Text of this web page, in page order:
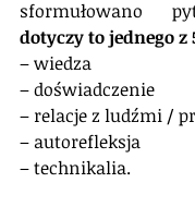
sformułowano
dotyczy to jednego z
– wiedza
– doświadczenie
– relacje z ludźmi /
– autorefleksja
– technikalia.